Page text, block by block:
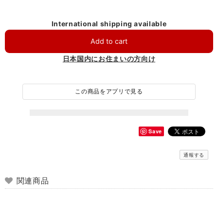
International shipping available
Add to cart
日本国内にお住まいの方向け
この商品をアプリで見る
Save
通報する
関連商品